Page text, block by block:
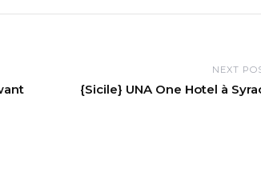
NEXT
{Sicile} UNA One Hotel à